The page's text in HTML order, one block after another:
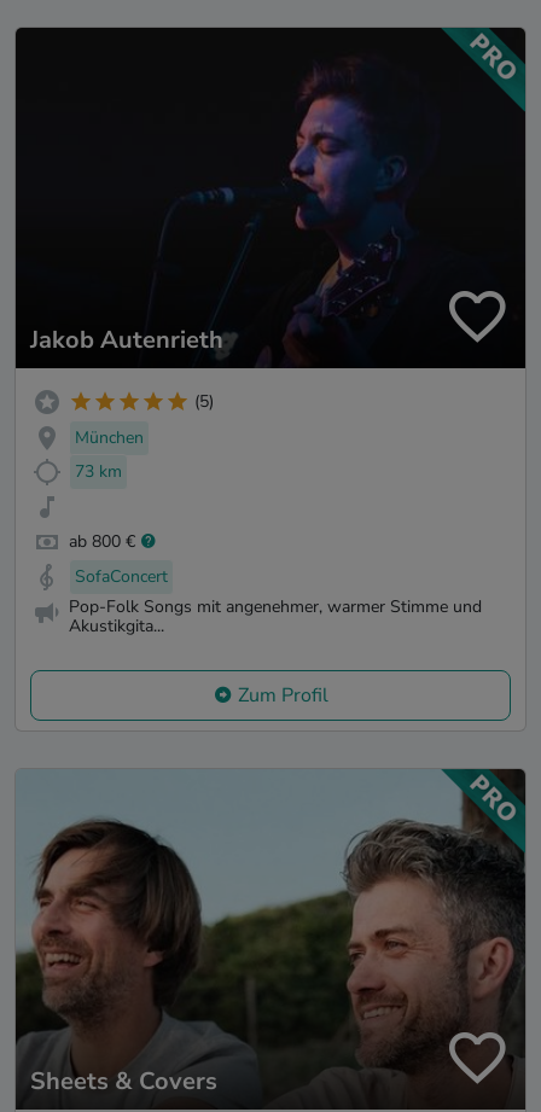
Jakob Autenrieth
(5)
München
73 km
ab 800 €
SofaConcert
Pop-Folk Songs mit angenehmer, warmer Stimme und
Akustikgita...
Zum Profil
Sheets & Covers